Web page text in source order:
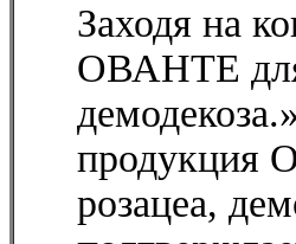
Заходя на
ОВАНТЕ для
продукция
розацеа,